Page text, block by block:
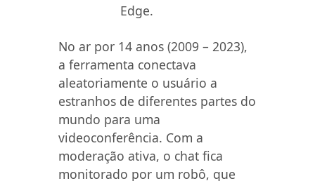
Edge.
No ar por 14 anos (2009 – 2023),
a ferramenta conectava
aleatoriamente o usuário a
estranhos de diferentes partes do
mundo para uma
videoconferência. Com a
moderação ativa, o chat fica
monitorado por um robô, que